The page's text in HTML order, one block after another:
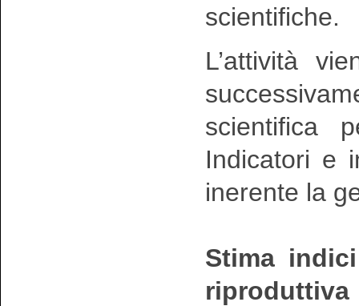
scientifiche.
L’attività
scientifica
Indicatori e
inerente la
Stima
riproduttiva